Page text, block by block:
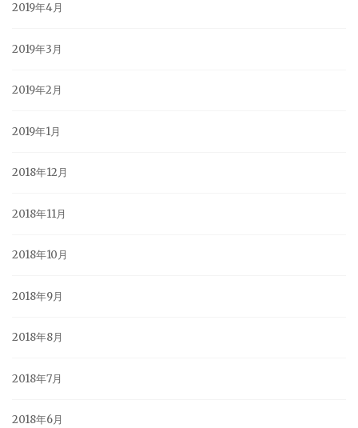
2019年4月
2019年3月
2019年2月
2019年1月
2018年12月
2018年11月
2018年10月
2018年9月
2018年8月
2018年7月
2018年6月